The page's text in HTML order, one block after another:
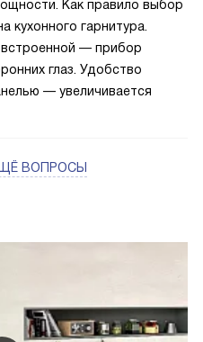
Как правило выбор
кухонного гарнитура.
— прибор
глаз. Удобство
— увеличивается
ВОПРОСЫ